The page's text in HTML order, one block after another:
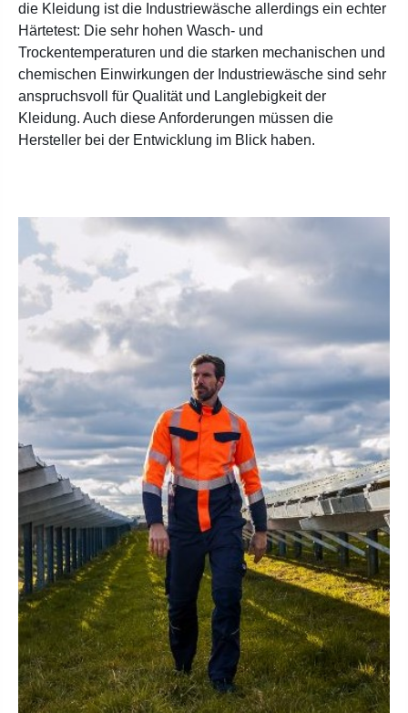
die Kleidung ist die Industriewäsche allerdings ein echter
Härtetest: Die sehr hohen Wasch- und
Trockentemperaturen und die starken mechanischen und
chemischen Einwirkungen der Industriewäsche sind sehr
anspruchsvoll für Qualität und Langlebigkeit der
Kleidung. Auch diese Anforderungen müssen die
Hersteller bei der Entwicklung im Blick haben.